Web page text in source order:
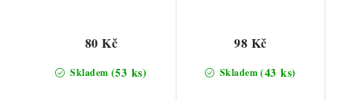
Skladem (53 ks)
80 Kč
Skladem(43 ks)
98 Kč